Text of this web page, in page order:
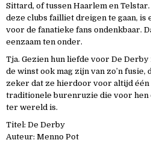
Sittard, of tussen Haarlem en
deze clubs failliet dreigen te gaan, is
voor de fanatieke fans ondenkbaar.
eenzaam ten onder.
Tja. Gezien hun liefde voor De
de winst ook mag zijn van zo’n
zeker dat ze hierdoor voor altijd
traditionele burenruzie die voor
ter wereld is.
Titel: De Derby
Auteur: Menno Pot